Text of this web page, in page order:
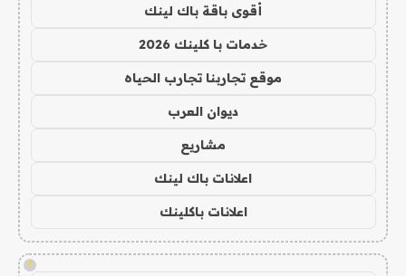
أقوى باقة باك لينك
خدمات با كلينك 2026
موقع تجاربنا تجارب الحياه
ديوان العرب
مشاريع
اعلانات باك لينك
اعلانات باكلينك
!